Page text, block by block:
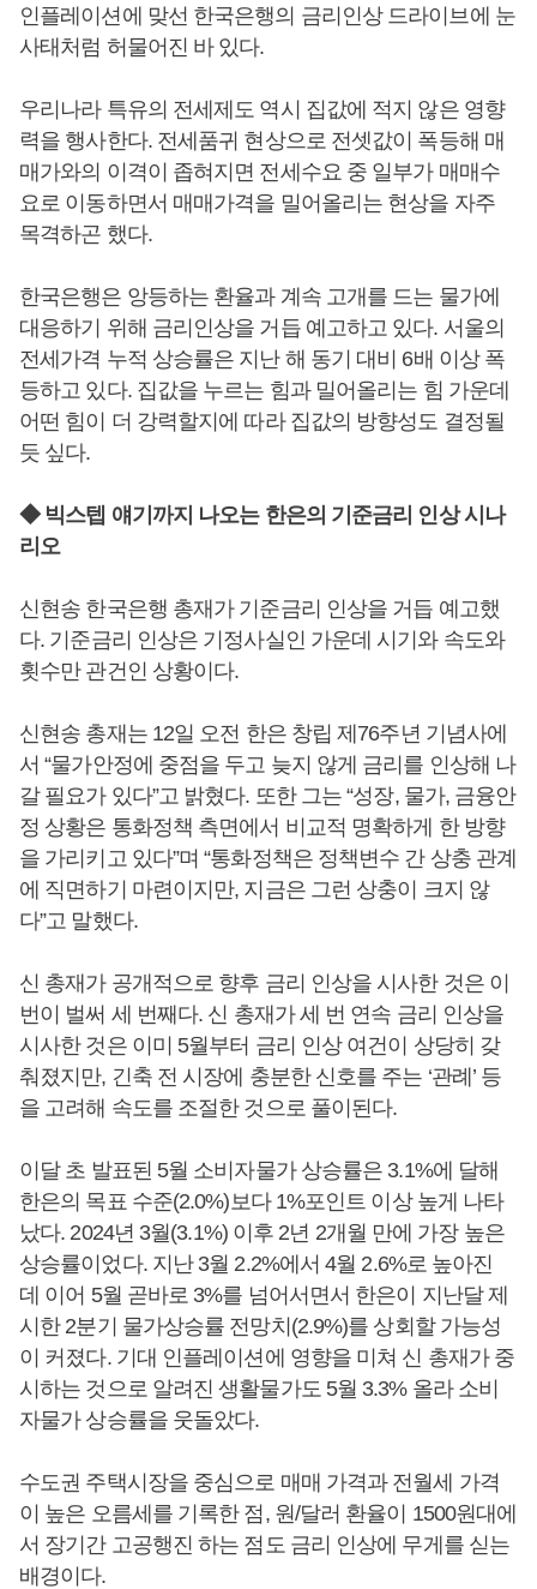
인플레이션에 맞선 한국은행의 금리인상 드라이브에 눈
사태처럼 허물어진 바 있다.
우리나라 특유의 전세제도 역시 집값에 적지 않은 영향
력을 행사한다. 전세품귀 현상으로 전셋값이 폭등해 매
매가와의 이격이 좁혀지면 전세수요 중 일부가 매매수
요로 이동하면서 매매가격을 밀어올리는 현상을 자주
목격하곤 했다.
한국은행은 앙등하는 환율과 계속 고개를 드는 물가에
대응하기 위해 금리인상을 거듭 예고하고 있다. 서울의
전세가격 누적 상승률은 지난 해 동기 대비 6배 이상 폭
등하고 있다. 집값을 누르는 힘과 밀어올리는 힘 가운데
어떤 힘이 더 강력할지에 따라 집값의 방향성도 결정될
듯 싶다.
◆ 빅스텝 얘기까지 나오는 한은의 기준금리 인상 시나
리오
신현송 한국은행 총재가 기준금리 인상을 거듭 예고했
다. 기준금리 인상은 기정사실인 가운데 시기와 속도와
횟수만 관건인 상황이다.
신현송 총재는 12일 오전 한은 창립 제76주년 기념사에
서 “물가안정에 중점을 두고 늦지 않게 금리를 인상해 나
갈 필요가 있다”고 밝혔다. 또한 그는 “성장, 물가, 금융안
정 상황은 통화정책 측면에서 비교적 명확하게 한 방향
을 가리키고 있다”며 “통화정책은 정책변수 간 상충 관계
에 직면하기 마련이지만, 지금은 그런 상충이 크지 않
다”고 말했다.
신 총재가 공개적으로 향후 금리 인상을 시사한 것은 이
번이 벌써 세 번째다. 신 총재가 세 번 연속 금리 인상을
시사한 것은 이미 5월부터 금리 인상 여건이 상당히 갖
춰졌지만, 긴축 전 시장에 충분한 신호를 주는 ‘관례’ 등
을 고려해 속도를 조절한 것으로 풀이된다.
이달 초 발표된 5월 소비자물가 상승률은 3.1%에 달해
한은의 목표 수준(2.0%)보다 1%포인트 이상 높게 나타
났다. 2024년 3월(3.1%) 이후 2년 2개월 만에 가장 높은
상승률이었다. 지난 3월 2.2%에서 4월 2.6%로 높아진
데 이어 5월 곧바로 3%를 넘어서면서 한은이 지난달 제
시한 2분기 물가상승률 전망치(2.9%)를 상회할 가능성
이 커졌다. 기대 인플레이션에 영향을 미쳐 신 총재가 중
시하는 것으로 알려진 생활물가도 5월 3.3% 올라 소비
자물가 상승률을 웃돌았다.
수도권 주택시장을 중심으로 매매 가격과 전월세 가격
이 높은 오름세를 기록한 점, 원/달러 환율이 1500원대에
서 장기간 고공행진 하는 점도 금리 인상에 무게를 싣는
배경이다.